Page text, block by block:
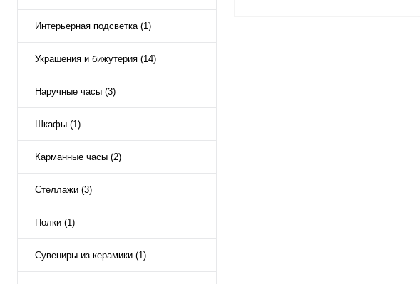
Интерьерная подсветка (1)
Украшения и бижутерия (14)
Наручные часы (3)
Шкафы (1)
Карманные часы (2)
Стеллажи (3)
Полки (1)
Сувениры из керамики (1)